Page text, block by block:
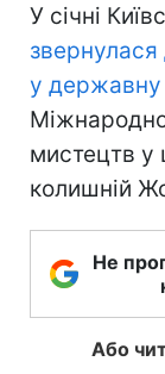
У січні
у державну
мистецтв у
колишній
Не
Або